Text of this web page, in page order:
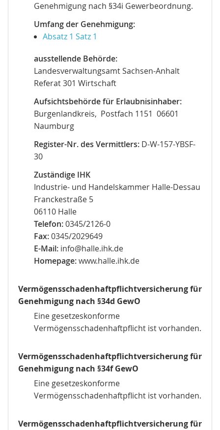
Genehmigung nach §34i Gewerbeordnung.
Umfang der Genehmigung:
Absatz 1 Satz 1
ausstellende Behörde:
Landesverwaltungsamt Sachsen-Anhalt
Referat 301 Wirtschaft
Aufsichtsbehörde für Erlaubnisinhaber:
Burgenlandkreis, Postfach 1151 06601
Naumburg
Register-Nr. des Vermittlers: D-W-157-YBSF-
30
Zuständige IHK
Industrie- und Handelskammer Halle-Dessau
Franckestraße 5
06110 Halle
Telefon:0345/2126-0
Fax:0345/2029649
E-Mail: info@halle.ihk.de
Homepage:www.halle.ihk.de
Vermögensschadenhaftpflichtversicherung für
Genehmigung nach §34d GewO
Eine gesetzeskonforme
Vermögensschadenhaftpflicht ist vorhanden.
Vermögensschadenhaftpflichtversicherung für
Genehmigung nach §34f GewO
Eine gesetzeskonforme
Vermögensschadenhaftpflicht ist vorhanden.
Vermögensschadenhaftpflichtversicherung für